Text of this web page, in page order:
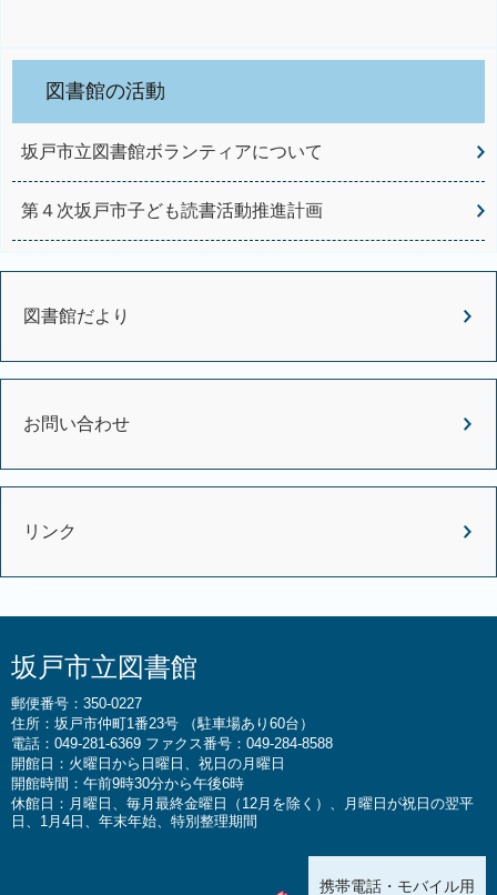
図書館の活動
坂戸市立図書館ボランティアについて
第４次坂戸市子ども読書活動推進計画
図書館だより
お問い合わせ
リンク
坂戸市立図書館
郵便番号：350-0227
住所：坂戸市仲町1番23号 （駐車場あり60台）
電話：049-281-6369 ファクス番号：049-284-8588
開館日：火曜日から日曜日、祝日の月曜日
開館時間：午前9時30分から午後6時
休館日：月曜日、毎月最終金曜日（12月を除く）、月曜日が祝日の翌平
日、1月4日、年末年始、特別整理期間
携帯電話・モバイル用